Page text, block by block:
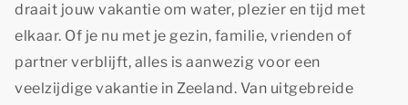
draait jouw vakantie om water, plezier en tijd met
elkaar. Of je nu met je gezin, familie, vrienden of
partner verblijft, alles is aanwezig voor een
veelzijdige vakantie in Zeeland. Van uitgebreide